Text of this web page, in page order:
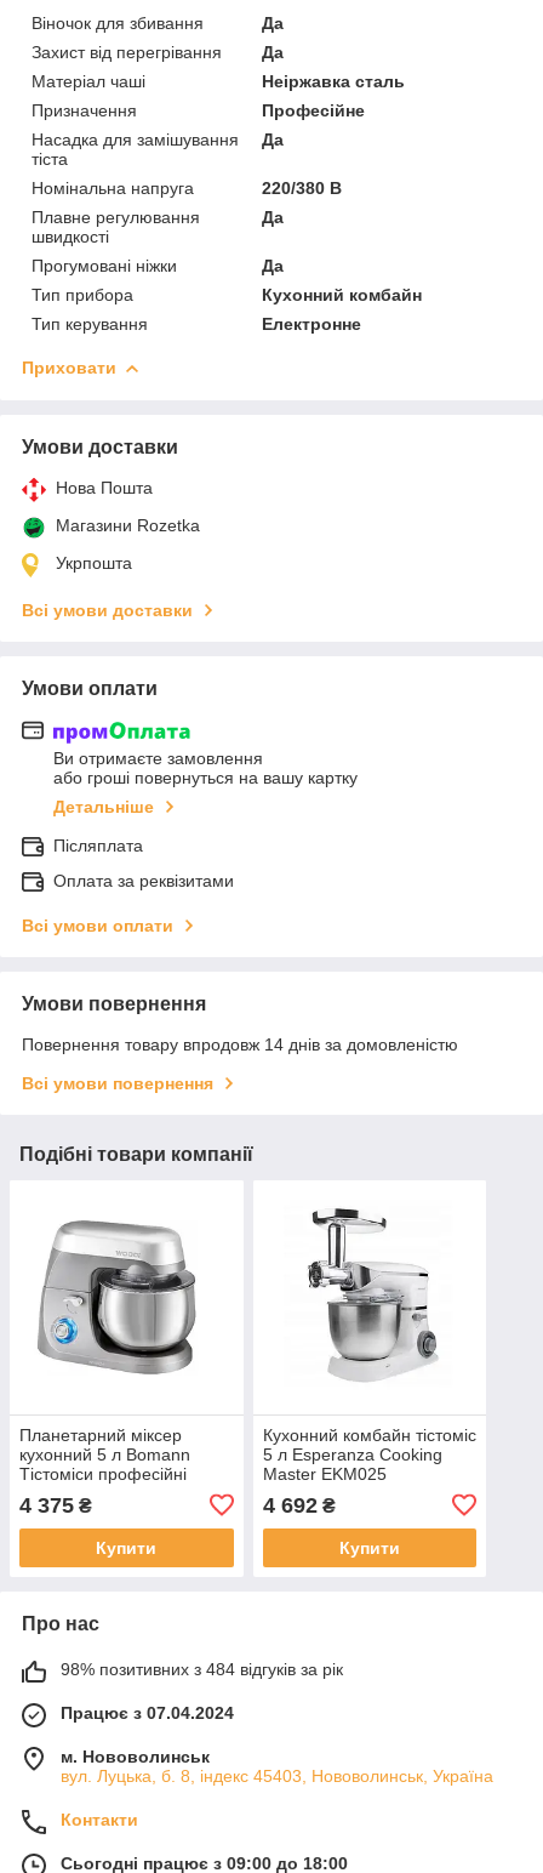
Віночок для збивання
Да
Захист від перегрівання
Да
Матеріал чаші
Неіржавка сталь
Призначення
Професійне
Насадка для замішування
тіста
Да
Номінальна напруга
220/380 В
Плавне регулювання
швидкості
Да
Прогумовані ніжки
Да
Тип прибора
Кухонний комбайн
Тип керування
Електронне
Приховати
Умови доставки
Нова Пошта
Магазини Rozetka
Укрпошта
Всі умови доставки
Умови оплати
Ви отримаєте замовлення
або гроші повернуться на вашу картку
Детальніше
Післяплата
Оплата за реквізитами
Всі умови оплати
Умови повернення
Повернення товару впродовж 14 днів за домовленістю
Всі умови повернення
Подібні товари компанії
Планетарний міксер
кухонний 5 л Bomann
Тістоміси професійні
4 375 ₴
Купити
Кухонний комбайн тістоміс
5 л Esperanza Cooking
Master EKM025
4 692₴
Купити
Про нас
98% позитивних з 484 відгуків за рік
Працює з 07.04.2024
м. Нововолинськ
вул. Луцька, б. 8, індекс 45403, Нововолинськ, Україна
Контакти
Сьогодні працює з 09:00 до 18:00